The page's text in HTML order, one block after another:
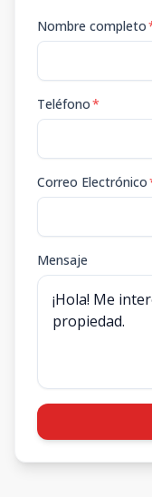
Nombre completo
Teléfono*
Correo Electrónico
Mensaje